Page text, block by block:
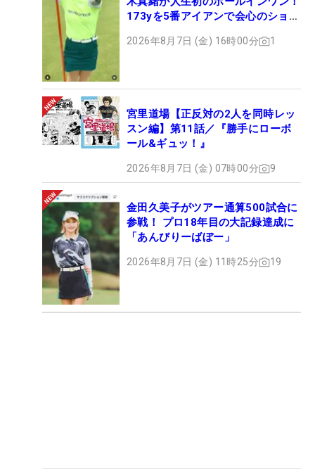
173yを5番アイアンで会心のショッ
2026年8月7日 (金) 16時00分 1
宮里道場【正反対の2人を同時レッ
スン編】第11話／『勝手にローボ
ール&ギュッ！』
2026年8月7日 (金) 07時00分 9
金田久美子がツアー通算500試合に
参戦！ プロ18年目の大記録達成に
「あんびりーばぼー」
2026年8月7日 (金) 11時25分 19